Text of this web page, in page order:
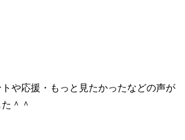
や応援・もっと見たかったなどの声が
＾＾